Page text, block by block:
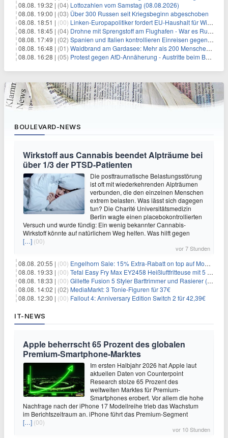
08.08. 19:32 | (04) Lottozahlen vom Samstag (08.08.2026)
08.08. 19:00 | (03) Über 300 Russen seit Kriegsbeginn abgeschoben
08.08. 18:51 | (00) Linken-Europapolitiker fordert EU-Haushalt für Wirtschaftsumbau
08.08. 18:45 | (04) Drohne mit Sprengstoff am Flughafen - War es Russland?
08.08. 17:49 | (02) Spanien und Italien kontrollieren Einreisen gegenseitig
08.08. 16:48 | (01) Waldbrand am Gardasee: Mehr als 200 Menschen evakuiert
08.08. 16:28 | (05) Protest gegen AfD-Annäherung - Austritte beim BSW Sachsen-Anhalt
BOULEVARD-NEWS
Wirkstoff aus Cannabis beendet Alpträume bei
über 1/3 der PTSD-Patienten
Die posttraumatische Belastungsstörung
ist oft mit wiederkehrenden Alpträumen
verbunden, die den einzelnen Menschen
extrem belasten. Was lässt sich dagegen
tun? Die Charité Universitätsmedizin
Berlin wagte einen placebokontrollierten
Versuch und wurde fündig: Ein wenig bekannter Cannabis-
Wirkstoff könnte auf natürlichem Weg helfen. Was hilft gegen
[…] (00)
vor 7 Stunden
08.08. 20:55 | (00) Engelhorn Sale: 15% Extra-Rabatt on top auf Mode- und Sport-Artikel
08.08. 19:33 | (00) Tefal Easy Fry Max EY2458 Heißluftfritteuse mit 5 Litern für 64,99€
08.08. 18:33 | (00) Gillette Fusion 5 Styler Barttrimmer und Rasierer (All in One) für 16€
08.08. 14:02 | (02) MediaMarkt: 3 Tonie-Figuren für 37€
08.08. 12:30 | (00) Fallout 4: Anniversary Edition Switch 2 für 42,39€
IT-NEWS
Apple beherrscht 65 Prozent des globalen
Premium-Smartphone-Marktes
Im ersten Halbjahr 2026 hat Apple laut
aktuellen Daten von Counterpoint
Research stolze 65 Prozent des
weltweiten Marktes für Premium-
Smartphones erobert. Vor allem die hohe
Nachfrage nach der iPhone 17 Modellreihe trieb das Wachstum
im Berichtszeitraum an. iPhone führt das Premium-Segment
[…] (00)
vor 10 Stunden